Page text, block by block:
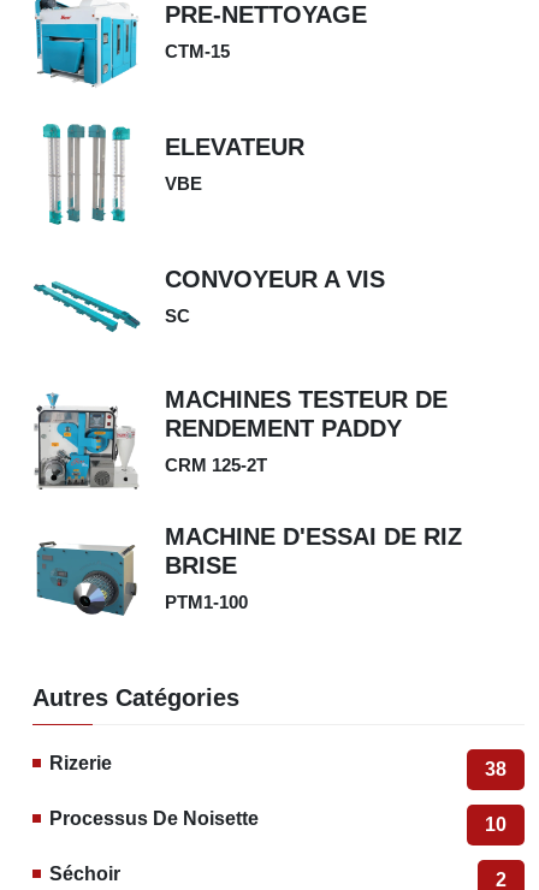
PRE-NETTOYAGE
CTM-15
ELEVATEUR
VBE
CONVOYEUR A VIS
SC
MACHINES TESTEUR DE
RENDEMENT PADDY
CRM 125-2T
MACHINE D'ESSAI DE RIZ
BRISE
PTM1-100
Autres Catégories
Rizerie 38
Processus De Noisette 10
Séchoir 2